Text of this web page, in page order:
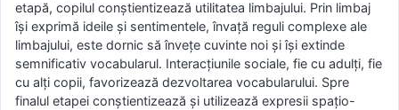
etapă, copilul conștientizează utilitatea limbajului. Prin limbaj
își exprimă ideile și sentimentele, învață reguli complexe ale
limbajului, este dornic să învețe cuvinte noi și își extinde
semnificativ vocabularul. Interacțiunile sociale, fie cu adulți, fie
cu alți copii, favorizează dezvoltarea vocabularului. Spre
finalul etapei conștientizează și utilizează expresii spațio-